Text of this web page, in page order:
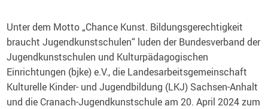
Unter dem Motto „Chance Kunst. Bildungsgerechtigkeit
braucht Jugendkunstschulen“ luden der Bundesverband der
Jugendkunstschulen und Kulturpädagogischen
Einrichtungen (bjke) e.V., die Landesarbeitsgemeinschaft
Kulturelle Kinder- und Jugendbildung (LKJ) Sachsen-Anhalt
und die Cranach-Jugendkunstschule am 20. April 2024 zum